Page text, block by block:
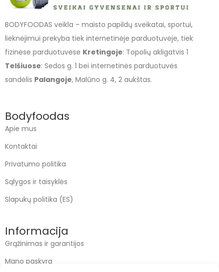
BODYFOODAS veikla – maisto papildų sveikatai, sportui,
lieknėjimui prekyba tiek internetinėje parduotuvėje, tiek
fizinėse parduotuvėse Kretingoje: Topolių akligatvis 1
Telšiuose: Sedos g. 1 bei internetinės parduotuvės
sandėlis Palangoje, Malūno g. 4, 2 aukštas.
Bodyfoodas
Apie mus
Kontaktai
Privatumo politika
Sąlygos ir taisyklės
Slapukų politika (ES)
Informacija
Grąžinimas ir garantijos
Mano paskyra